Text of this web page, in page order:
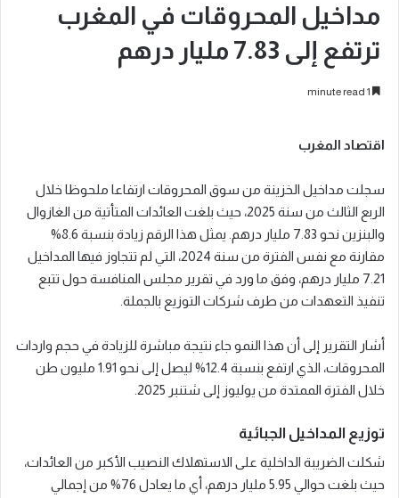
مداخيل المحروقات في المغرب
ترتفع إلى 7.83 مليار درهم
اقتصاد المغرب
سجلت مداخيل الخزينة من سوق المحروقات ارتفاعا ملحوظا خلال
الربع الثالث من سنة 2025، حيث بلغت العائدات المتأتية من الغازوال
والبنزين نحو 7.83 مليار درهم. يمثل هذا الرقم زيادة بنسبة 8.6%
مقارنة مع نفس الفترة من سنة 2024، التي لم تتجاوز فيها المداخيل
7.21 مليار درهم، وفق ما ورد في تقرير مجلس المنافسة حول تتبع
تنفيذ التعهدات من طرف شركات التوزيع بالجملة.
أشار التقرير إلى أن هذا النمو جاء نتيجة مباشرة للزيادة في حجم واردات
المحروقات، الذي ارتفع بنسبة 12.4% ليصل إلى نحو 1.91 مليون طن
خلال الفترة الممتدة من يوليوز إلى شتنبر 2025.
توزيع المداخيل الجبائية
شكلت الضريبة الداخلية على الاستهلاك النصيب الأكبر من العائدات،
حيث بلغت حوالي 5.95 مليار درهم، أي ما يعادل 76% من إجمالي